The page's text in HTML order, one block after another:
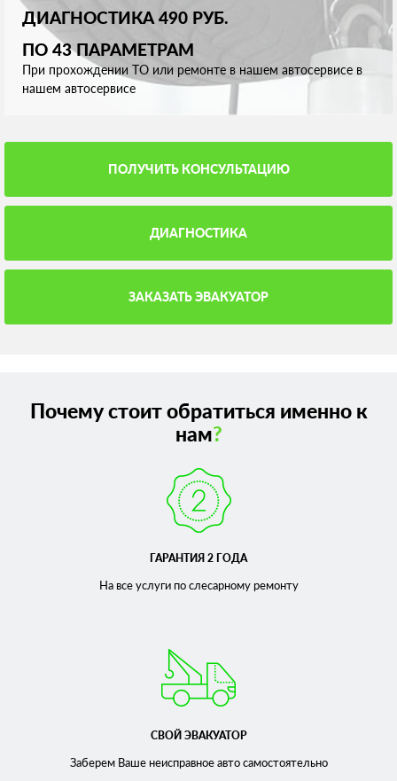
ДИАГНОСТИКА 490 РУБ.
ПО 43 ПАРАМЕТРАМ
При прохождении ТО или ремонте в нашем автосервисе в
нашем автосервисе
ПОЛУЧИТЬ КОНСУЛЬТАЦИЮ
ДИАГНОСТИКА
ЗАКАЗАТЬ ЭВАКУАТОР
Почему стоит обратиться именно к
нам?
ГАРАНТИЯ 2 ГОДА
На все услуги по слесарномуремонту
СВОЙ ЭВАКУАТОР
Заберем Ваше неисправноеавто самостоятельно